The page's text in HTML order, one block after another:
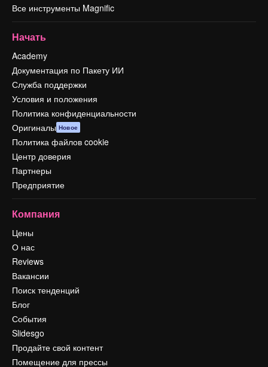
Все инструменты Magnific
Начать
Academy
Документация по Пакету ИИ
Служба поддержки
Условия и положения
Политика конфиденциальности
Оригиналы Новое
Политика файлов cookie
Центр доверия
Партнеры
Предприятие
Компания
Цены
О нас
Reviews
Вакансии
Поиск тенденций
Блог
События
Slidesgo
Продайте свой контент
Помещение для прессы